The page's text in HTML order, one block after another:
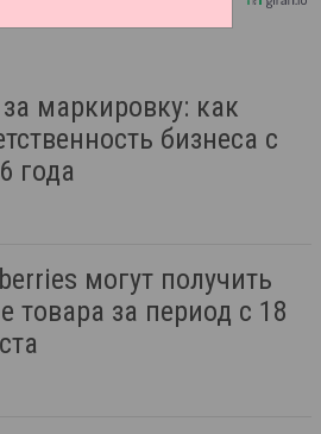
маркировку: как
бизнеса с
года
могут получить
товара за период с 18